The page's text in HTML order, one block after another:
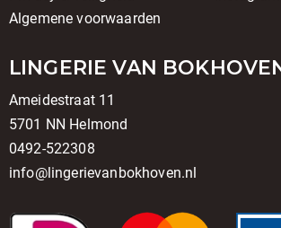
Algemene voorwaarden
LINGERIE VAN
Ameidestraat 11
5701 NN Helmond
0492-522308
info@lingerievanbokhoven.nl